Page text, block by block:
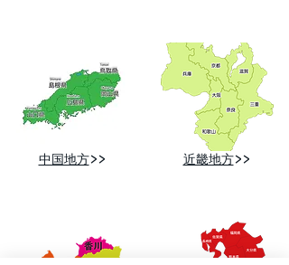
中国地方>> 近畿地方>>